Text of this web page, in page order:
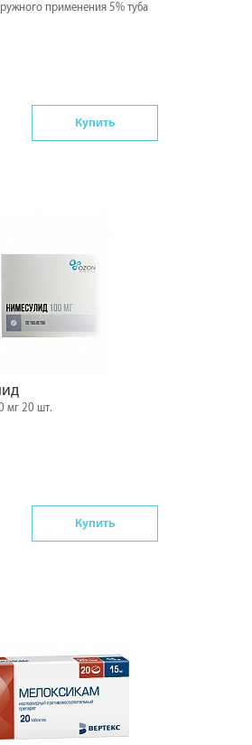
применения 5% туба
Купить
мг 20 шт.
Купить